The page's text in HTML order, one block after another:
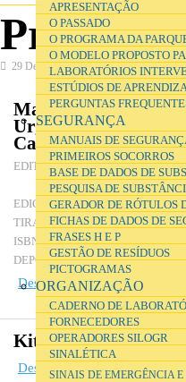
APRESENTAÇÃO
O PASSADO
O PROGRAMA DA
O MODELO PROPOSTO
LABORATÓRIOS
ESTÚDIOS DE
PERGUNTAS
SEGURANÇA
MANUAIS DE
PRIMEIROS SOCORROS
BASE DE DADOS DE
PESQUISA DE
GERADOR DE RÓTULOS
FICHAS DE DADOS DE
FRASES H E P
GESTÃO DE RESÍDUOS
PICTOGRAMAS
ORGANIZAÇÃO
CADERNO DE
FORNECEDORES
OPERADORES SILOGR
SINALÉTICA
SINAIS DE EMERGÊNCIA E
29 Dezembro 2016 Segurança
Manual de
Urgência nas
Campos de Férias
EDITOR Direcção-Geral de
Curricular
EDIÇÃO Terceira edição revista
TIRAGEM 1000
ISBN 978-972-742-330-9
DEPÓSITO LEGAL 318571/10
Descarregar ficheiro (6.02 MB)
Kit de antídotos e
Descarregar ficheiro (135 KB)